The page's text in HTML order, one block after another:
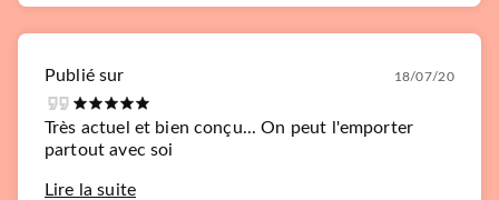
Publié sur 18/07/20
Très actuel et bien conçu... On peut l'emporter
partout avec soi
Lire la suite